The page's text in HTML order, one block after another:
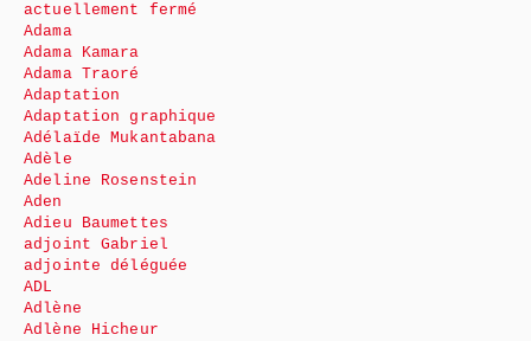
actuellement fermé
Adama
Adama Kamara
Adama Traoré
Adaptation
Adaptation graphique
Adélaïde Mukantabana
Adèle
Adeline Rosenstein
Aden
Adieu Baumettes
adjoint Gabriel
adjointe déléguée
ADL
Adlène
Adlène Hicheur